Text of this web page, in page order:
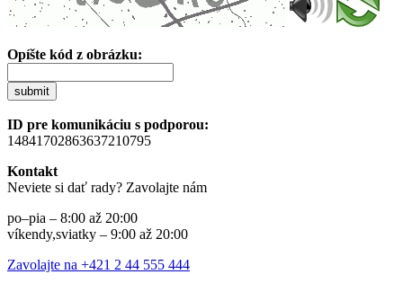
Opíšte kód z obrázku:
submit
ID pre komunikáciu s podporou:
14841702863637210795
Kontakt
Neviete si dať rady? Zavolajte nám
po–pia – 8:00 až 20:00
víkendy,sviatky – 9:00 až 20:00
Zavolajte na +421 2 44 555 444